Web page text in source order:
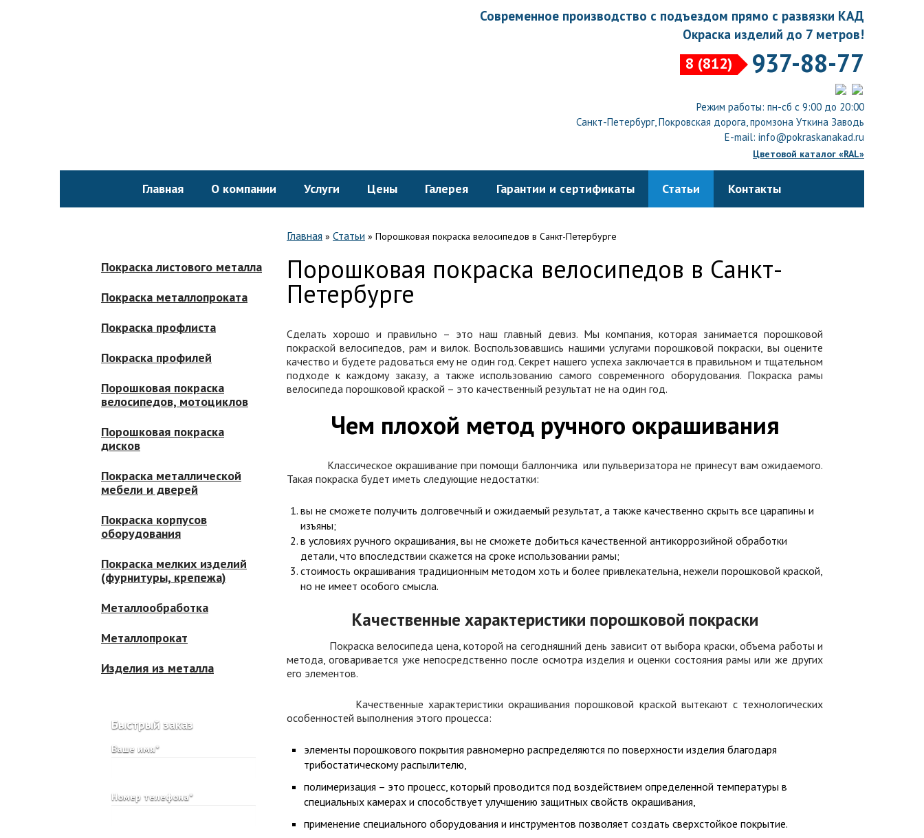
Современное производство с подъездом прямо с развязки КАД
Окраска изделий до 7 метров!
8 (812) 937-88-77
Режим работы: пн-сб с 9:00 до 20:00
Санкт-Петербург, Покровская дорога, промзона Уткина Заводь
E-mail: info@pokraskanakad.ru
Цветовой каталог «RAL»
Главная О компании Услуги Цены Галерея Гарантии и сертификаты Статьи Контакты
Покраска листового металла
Покраска металлопроката
Покраска профлиста
Покраска профилей
Порошковая покраска
велосипедов, мотоциклов
Порошковая покраска
дисков
Покраска металлической
мебели и дверей
Покраска корпусов
оборудования
Покраска мелких изделий
(фурнитуры, крепежа)
Металлообработка
Металлопрокат
Изделия из металла
Быстрый заказ
Ваше имя*
Номер телефона*
Главная » Статьи » Порошковая покраска велосипедов в Санкт-Петербурге
Порошковая покраска велосипедов в Санкт-
Петербурге
Сделать хорошо и правильно – это наш главный девиз. Мы компания, которая занимается порошковой
покраской велосипедов, рам и вилок. Воспользовавшись нашими услугами порошковой покраски, вы оцените
качество и будете радоваться ему не один год. Секрет нашего успеха заключается в правильном и тщательном
подходе к каждому заказу, а также использованию самого современного оборудования. Покраска рамы
велосипеда порошковой краской – это качественный результат не на один год.
Чем плохой метод ручного окрашивания
Классическое окрашивание при помощи баллончика или пульверизатора не принесут вам ожидаемого.
Такая покраска будет иметь следующие недостатки:
вы не сможете получить долговечный и ожидаемый результат, а также качественно скрыть все царапины и
изъяны;
в условиях ручного окрашивания, вы не сможете добиться качественной антикоррозийной обработки
детали, что впоследствии скажется на сроке использовании рамы;
стоимость окрашивания традиционным методом хоть и более привлекательна, нежели порошковой краской,
но не имеет особого смысла.
Качественные характеристики порошковой покраски
Покраска велосипеда цена, которой на сегодняшний день зависит от выбора краски, объема работы и
метода, оговаривается уже непосредственно после осмотра изделия и оценки состояния рамы или же других
его элементов.
Качественные характеристики окрашивания порошковой краской вытекают с технологических
особенностей выполнения этого процесса:
элементы порошкового покрытия равномерно распределяются по поверхности изделия благодаря
трибостатическому распылителю,
полимеризация – это процесс, который проводится под воздействием определенной температуры в
специальных камерах и способствует улучшению защитных свойств окрашивания,
применение специального оборудования и инструментов позволяет создать сверхстойкое покрытие.